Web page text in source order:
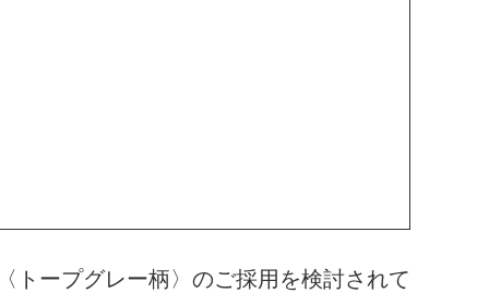
プグレー柄〉のご採用を検討されて